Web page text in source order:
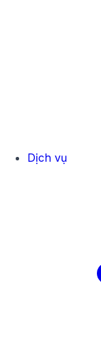
Dịch vụ